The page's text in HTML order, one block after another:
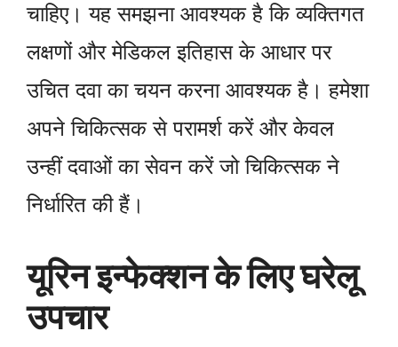
चाहिए। यह समझना आवश्यक है कि व्यक्तिगत
लक्षणों और मेडिकल इतिहास के आधार पर
उचित दवा का चयन करना आवश्यक है। हमेशा
अपने चिकित्सक से परामर्श करें और केवल
उन्हीं दवाओं का सेवन करें जो चिकित्सक ने
निर्धारित की हैं।
यूरिन इन्फेक्शन के लिए घरेलू
उपचार